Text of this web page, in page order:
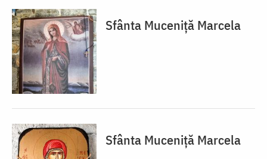
Sfânta Muceniță Marcela
Sfânta Muceniță Marcela